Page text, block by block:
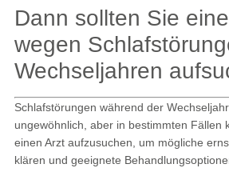
Dann sollten Sie
wegen
Wechseljahren
Schlafstörungen während der
ungewöhnlich, aber in bestimmten Fällen
einen Arzt aufzusuchen, um mögliche
klären und geeignete